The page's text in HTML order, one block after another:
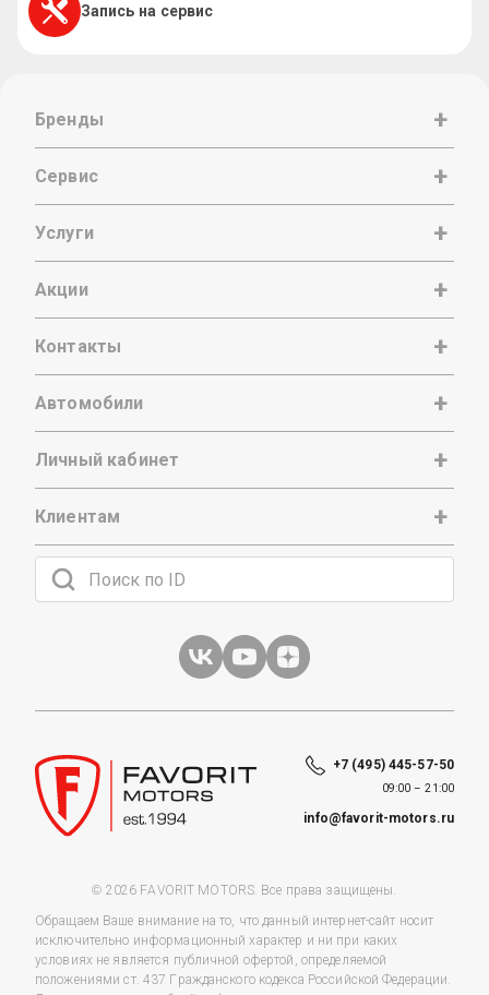
Запись на сервис
Бренды
Сервис
Услуги
Акции
Контакты
Автомобили
Личный кабинет
Клиентам
+7 (495) 445-57-50
09:00 – 21:00
info@favorit-motors.ru
© 2026 FAVORIT MOTORS. Все права защищены.
Обращаем Ваше внимание на то, что данный интернет-сайт носит
исключительно информационный характер и ни при каких
условиях не является публичной офертой, определяемой
положениями ст. 437 Гражданского кодекса Российской Федерации.